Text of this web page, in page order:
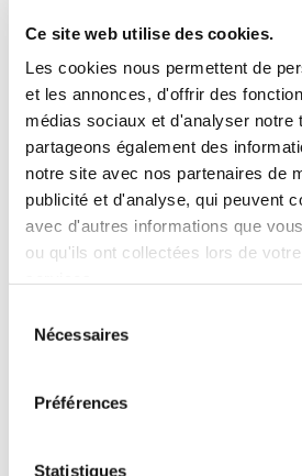
Ce site web utilise des cookies.
Les cookies nous permettent de
et les annonces, d'offrir des
médias sociaux et d'analyser notre
partageons également des
notre site avec nos partenaires de
publicité et d'analyse, qui peuvent
avec d'autres informations que
ou qu'ils ont collectées lors de
Nécessaires
Préférences
Statistiques
l’instabilité venue
à ses citoyens », conclut
et député.
Nos dernières